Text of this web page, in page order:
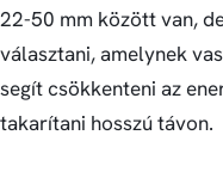
22-50 mm között van,
választani, amelynek
segít csökkenteni az
takarítani hosszú távon.